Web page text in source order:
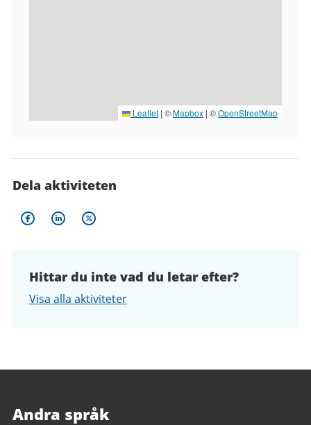
Leaflet | ©Mapbox | ©OpenStreetMap
Dela aktiviteten
Hittar du inte vad du letar efter?
Visa alla aktiviteter
Andra språk